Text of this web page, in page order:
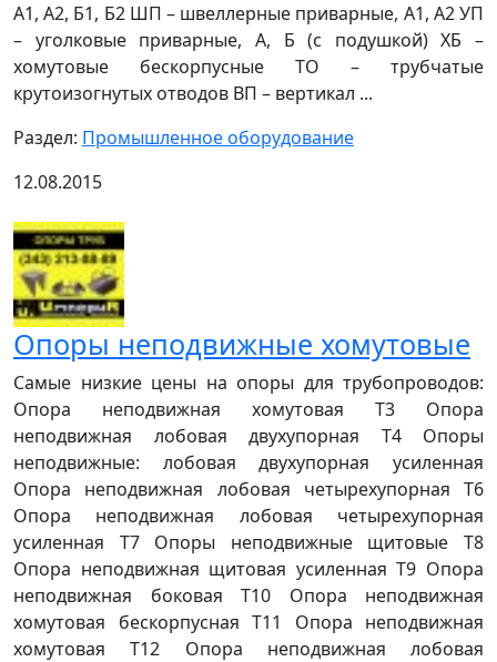
А1, А2, Б1, Б2 ШП – швеллерные приварные, А1, А2 УП
– уголковые приварные, А, Б (с подушкой) ХБ –
хомутовые бескорпусные ТО – трубчатые
крутоизогнутых отводов ВП – вертикал ...
Раздел: Промышленное оборудование
12.08.2015
Опоры неподвижные хомутовые
Самые низкие цены на опоры для трубопроводов:
Опора неподвижная хомутовая Т3 Опора
неподвижная лобовая двухупорная Т4 Опоры
неподвижные: лобовая двухупорная усиленная
Опора неподвижная лобовая четырехупорная Т6
Опора неподвижная лобовая четырехупорная
усиленная Т7 Опоры неподвижные щитовые Т8
Опора неподвижная щитовая усиленная Т9 Опора
неподвижная боковая Т10 Опора неподвижная
хомутовая бескорпусная Т11 Опора неподвижная
хомутовая Т12 Опора неподвижная лобовая